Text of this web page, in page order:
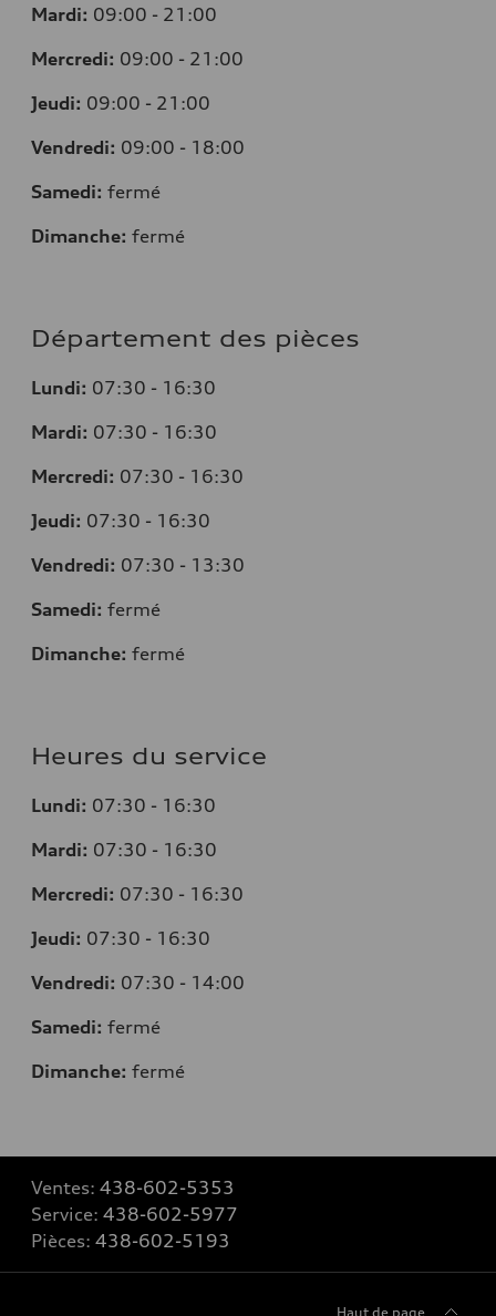
Mardi: 09:00 - 21:00
Mercredi: 09:00 - 21:00
Jeudi: 09:00 - 21:00
Vendredi: 09:00 - 18:00
Samedi: fermé
Dimanche: fermé
Département des pièces
Lundi: 07:30 - 16:30
Mardi: 07:30 - 16:30
Mercredi: 07:30 - 16:30
Jeudi: 07:30 - 16:30
Vendredi: 07:30 - 13:30
Samedi: fermé
Dimanche: fermé
Heures du service
Lundi: 07:30 - 16:30
Mardi: 07:30 - 16:30
Mercredi: 07:30 - 16:30
Jeudi: 07:30 - 16:30
Vendredi: 07:30 - 14:00
Samedi: fermé
Dimanche: fermé
Ventes: 438-602-5353
Service: 438-602-5977
Pièces: 438-602-5193
Haut de page